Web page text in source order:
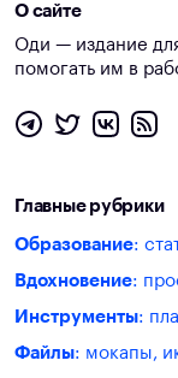
О сайте
Оди — издание
помогать им в
Главные рубрики
Образование:
Вдохновение:
Инструменты:
Файлы: мокапы,